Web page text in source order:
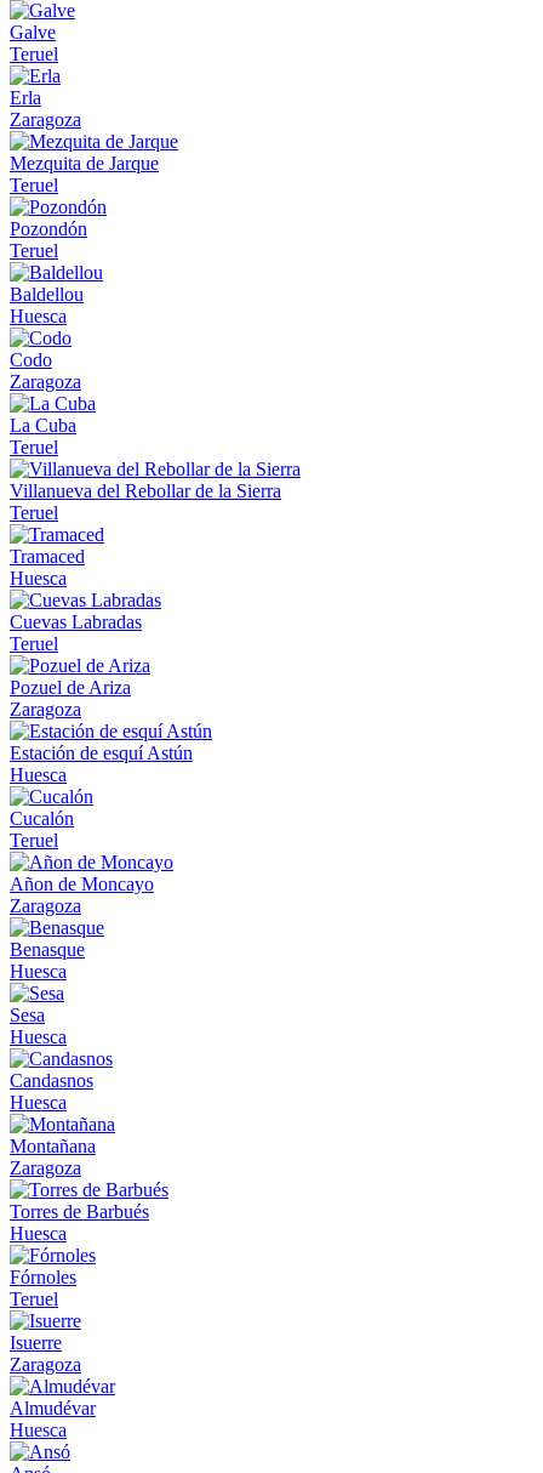
Galve
Teruel
Erla
Zaragoza
Mezquita de Jarque
Teruel
Pozondón
Teruel
Baldellou
Huesca
Codo
Zaragoza
La Cuba
Teruel
Villanueva del Rebollar de la Sierra
Teruel
Tramaced
Huesca
Cuevas Labradas
Teruel
Pozuel de Ariza
Zaragoza
Estación de esquí Astún
Huesca
Cucalón
Teruel
Añon de Moncayo
Zaragoza
Benasque
Huesca
Sesa
Huesca
Candasnos
Huesca
Montañana
Zaragoza
Torres de Barbués
Huesca
Fórnoles
Teruel
Isuerre
Zaragoza
Almudévar
Huesca